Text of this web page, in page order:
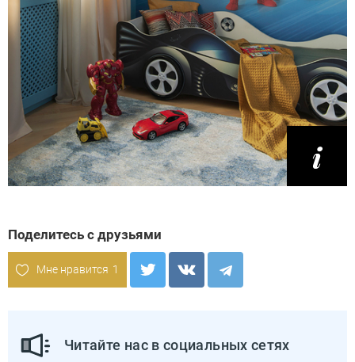
Поделитесь с друзьями
Мне нравится 1
Читайте нас в социальных сетях